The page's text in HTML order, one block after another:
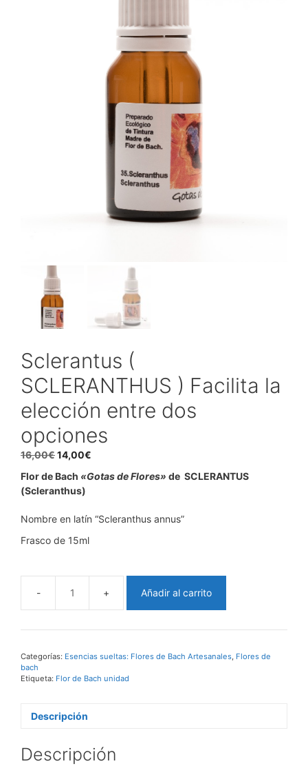
Sclerantus (
SCLERANTHUS ) Facilita la
elección entre dos
opciones
16,00€El
original
era:
14,00€
actual
Flor de Bach «Gotas de Flores» de SCLERANTUS
(Scleranthus)
Nombre en latín “Scleranthus annus”
Frasco de 15ml
Sclerantus
(
SCLERANTHUS
Facilita
Añadir al carrito
Categorías: Esencias sueltas: Flores de Bach Artesanales Flores de
bach
Etiqueta: Flor de Bach unidad
Descripción
Descripción